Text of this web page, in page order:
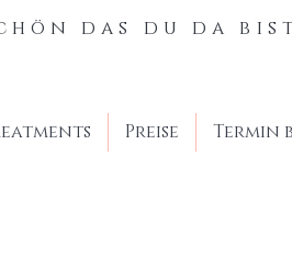
Preise Termin
das du da bist